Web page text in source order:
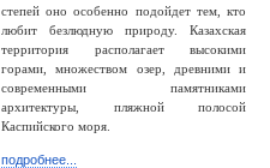
степей оно особенно подойдет тем, кто
любит безлюдную природу. Казахская
территория располагает высокими
горами, множеством озер, древними и
современными памятниками
архитектуры, пляжной полосой
Каспийского моря.
подробнее...